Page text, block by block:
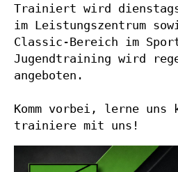
Trainiert wird dienstags
im Leistungszentrum
Classic-Bereich im
Jugendtraining wird
angeboten.
Komm vorbei, lerne uns
trainiere mit uns!